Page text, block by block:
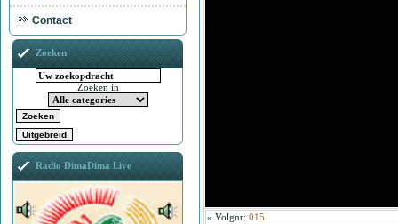
» Volgnr: 015
Contact
Zoeken
Zoeken in
Radio DimaDima Live